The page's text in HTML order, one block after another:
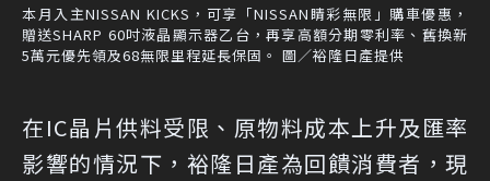
本月入主NISSAN KICKS，可享「NISSAN睛彩無限」購車優惠，
贈送SHARP 60吋液晶顯示器乙台，再享高額分期零利率、舊換新
5萬元優先領及68無限里程延長保固。 圖／裕隆日產提供
在IC晶片供料受限、原物料成本上升及匯率
影響的情況下，裕隆日產為回饋消費者，現